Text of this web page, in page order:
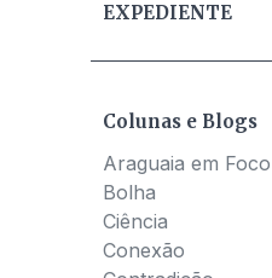
EXPEDIENTE
Colunas e Blogs
Araguaia em Foco
Bolha
Ciência
Conexão